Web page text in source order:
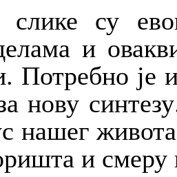
слике су
и
Потребно је
нову
нашег
и смеру